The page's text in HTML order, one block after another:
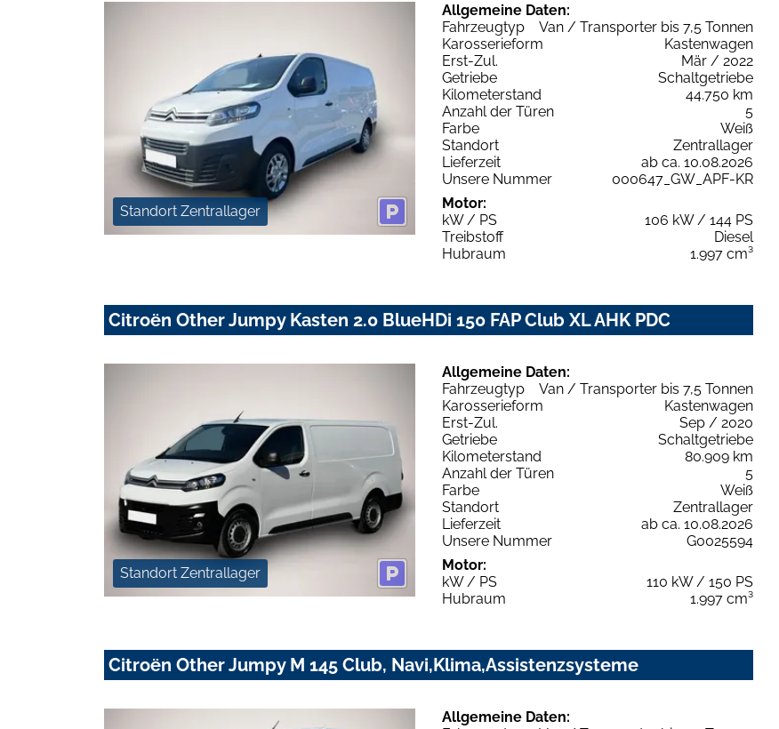
Standort Zentrallager
Allgemeine Daten:
Fahrzeugtyp
Van / Transporter bis 7,5 Tonnen
Karosserieform
Kastenwagen
Erst-Zul.
Mär / 2022
Getriebe
Schaltgetriebe
Kilometerstand
44.750 km
Anzahl der Türen
5
Farbe
Weiß
Standort
Zentrallager
Lieferzeit
ab ca. 10.08.2026
Unsere Nummer
000647_GW_APF-KR
Motor:
kW / PS
106 kW / 144 PS
Treibstoff
Diesel
Hubraum
1.997 cm³
Citroën Other Jumpy Kasten 2.0 BlueHDi 150 FAP Club XL AHK PDC
Standort Zentrallager
Allgemeine Daten:
Fahrzeugtyp
Van / Transporter bis 7,5 Tonnen
Karosserieform
Kastenwagen
Erst-Zul.
Sep / 2020
Getriebe
Schaltgetriebe
Kilometerstand
80.909 km
Anzahl der Türen
5
Farbe
Weiß
Standort
Zentrallager
Lieferzeit
ab ca. 10.08.2026
Unsere Nummer
G0025594
Motor:
kW / PS
110 kW / 150 PS
Hubraum
1.997 cm³
Citroën Other Jumpy M 145 Club, Navi,Klima,Assistenzsysteme
Allgemeine Daten: